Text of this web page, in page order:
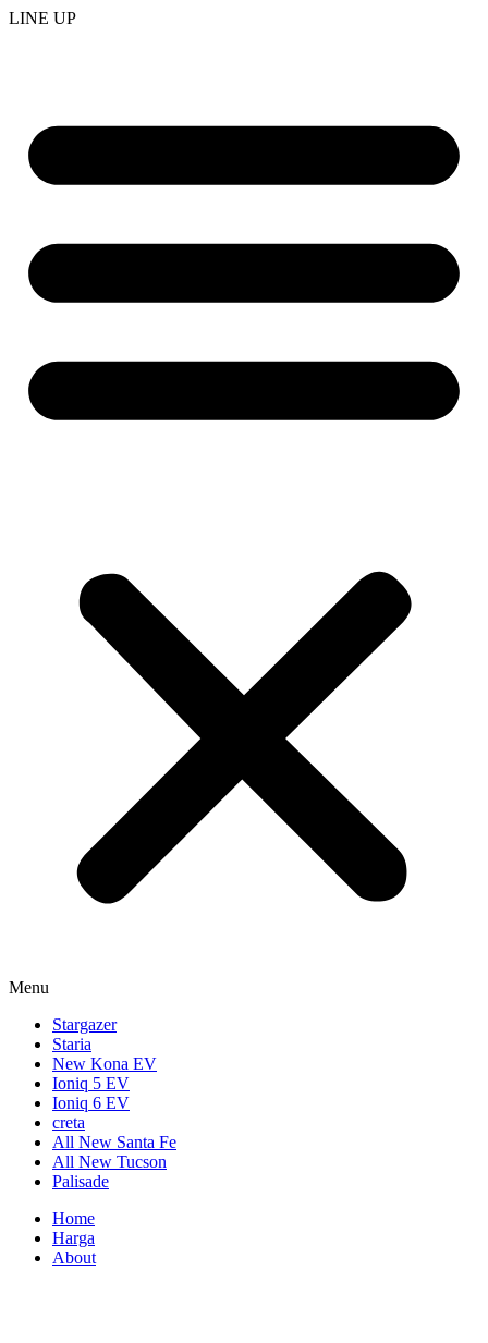
LINE UP
Menu
Stargazer
Staria
New Kona EV
Ioniq 5 EV
Ioniq 6 EV
creta
All New Santa Fe
All New Tucson
Palisade
Home
Harga
About